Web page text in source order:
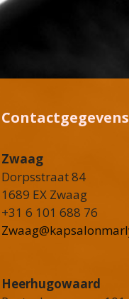
Contactgegevens
Zwaag
Dorpsstraat 84
1689 EX Zwaag
+31 6 101 688 76
Heerhugowaard